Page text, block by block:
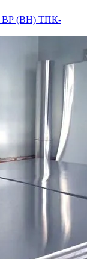
ВР (ВН) ТПК-